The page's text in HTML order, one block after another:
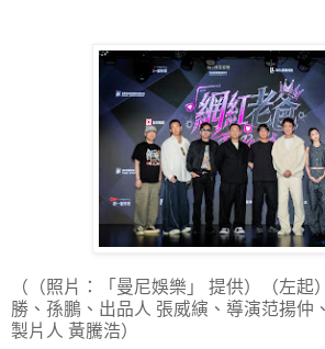
（（照片：「曼尼娛樂」 提供）（左起
勝、孫鵬、出品人 張威縯、導演范揚仲
製片人 黃騰浩）